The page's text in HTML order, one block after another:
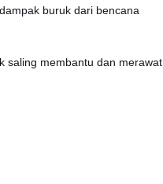
buruk dari bencana
saling membantu dan merawat